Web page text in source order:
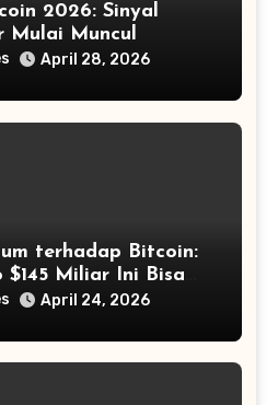
2026: Sinyal
Mulai Muncul
April 28, 2026
terhadap Bitcoin:
$145 Miliar Ini Bisa
April 24, 2026